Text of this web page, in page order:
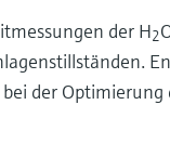
der H2
der